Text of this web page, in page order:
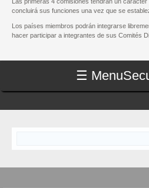
concluirá sus funciones una vez que se
Los países miembros podrán integrarse
hacer participar a integrantes de sus Comités
☰ Menu